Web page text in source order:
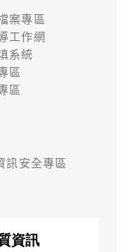
案專區
工作網
系統
區
區
訊安全專區